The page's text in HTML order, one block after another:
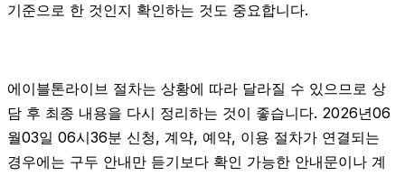
기준으로 한 것인지 확인하는 것도 중요합니다.
에이블톤라이브 절차는 상황에 따라 달라질 수 있으므로 상
담 후 최종 내용을 다시 정리하는 것이 좋습니다. 2026년06
월03일 06시36분 신청, 계약, 예약, 이용 절차가 연결되는
경우에는 구두 안내만 듣기보다 확인 가능한 안내문이나 계